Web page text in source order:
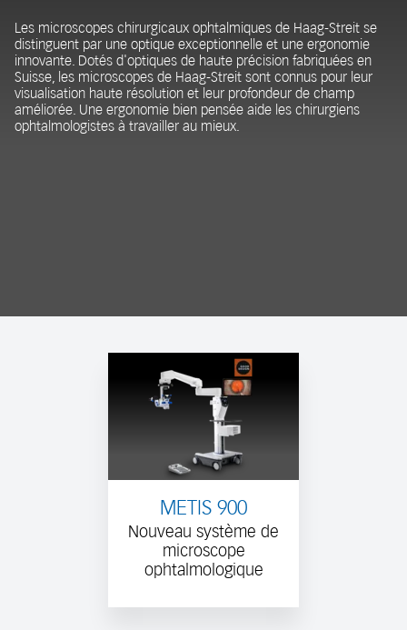
Les microscopes chirurgicaux ophtalmiques de Haag-Streit se
distinguent par une optique exceptionnelle et une ergonomie
innovante. Dotés d'optiques de haute précision fabriquées en
Suisse, les microscopes de Haag-Streit sont connus pour leur
visualisation haute résolution et leur profondeur de champ
améliorée. Une ergonomie bien pensée aide les chirurgiens
ophtalmologistes à travailler au mieux.
METIS 900
Nouveau système de
microscope
ophtalmologique